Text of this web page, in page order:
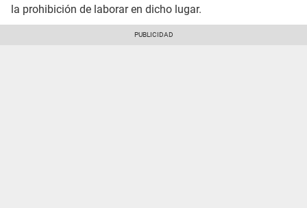
la prohibición de laborar en dicho lugar.